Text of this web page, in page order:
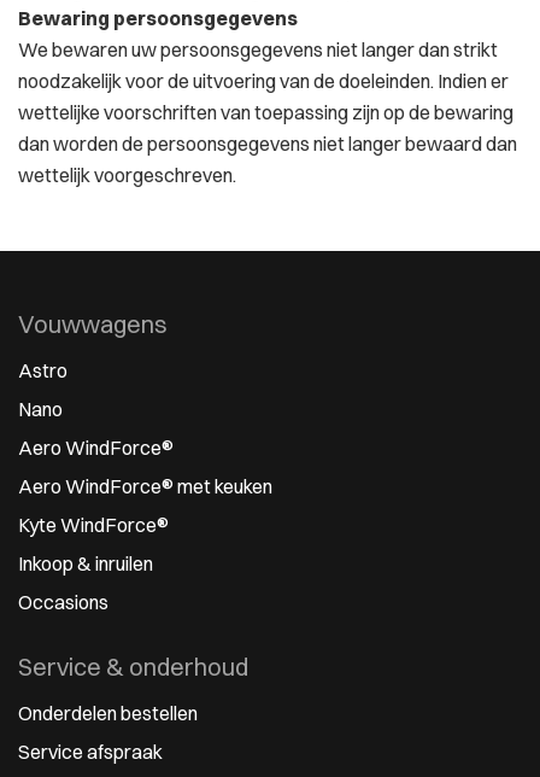
Bewaring persoonsgegevens
We bewaren uw persoonsgegevens niet langer dan strikt
noodzakelijk voor de uitvoering van de doeleinden. Indien er
wettelijke voorschriften van toepassing zijn op de bewaring
dan worden de persoonsgegevens niet langer bewaard dan
wettelijk voorgeschreven.
Vouwwagens
Astro
Nano
Aero WindForce®
Aero WindForce® met keuken
Kyte WindForce®
Inkoop & inruilen
Occasions
Service & onderhoud
Onderdelen bestellen
Service afspraak